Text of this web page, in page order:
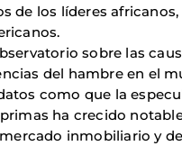
de los líderes
sobre las
del hambre en el
como que la
ha crecido
inmobiliario y